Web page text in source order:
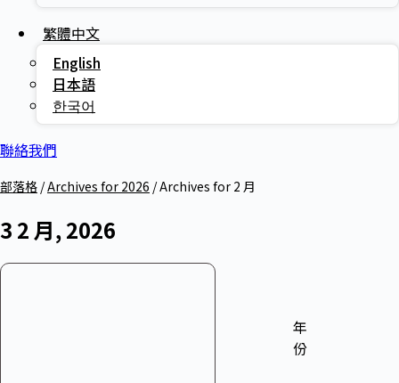
繁體中文
English
日本語
한국어
聯絡我們
部落格 /Archives for 2026 /Archives for 2 月
3 2 月, 2026
年
份